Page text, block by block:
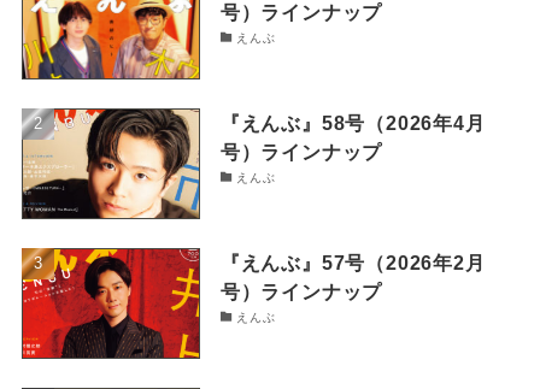
号）ラインナップ
えんぶ
『えんぶ』58号（2026年4月
号）ラインナップ
えんぶ
『えんぶ』57号（2026年2月
号）ラインナップ
えんぶ